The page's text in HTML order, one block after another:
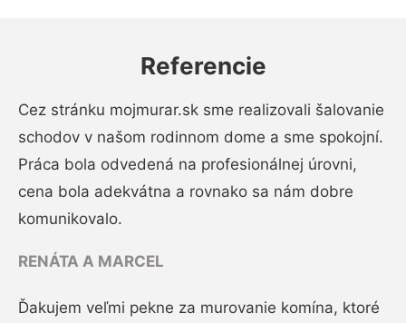
Referencie
Cez stránku mojmurar.sk sme realizovali šalovanie
schodov v našom rodinnom dome a sme spokojní.
Práca bola odvedená na profesionálnej úrovni,
cena bola adekvátna a rovnako sa nám dobre
komunikovalo.
RENÁTA A MARCEL
Ďakujem veľmi pekne za murovanie komína, ktoré